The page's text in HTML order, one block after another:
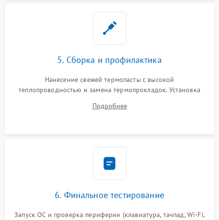
5. Сборка и профилактика
Нанесение свежей термопасты с высокой
теплопроводностью и замена термопрокладок. Установка
шлейфов, модулей памяти и накопителей. Предварительная
Подробнее
6. Финальное тестирование
Запуск ОС и проверка периферии (клавиатура, тачпад, Wi-Fi,